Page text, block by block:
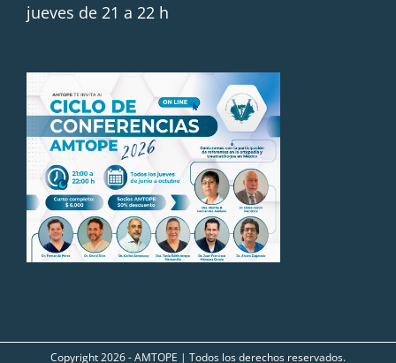
jueves de 21 a 22 h
Copyright2026 - AMTOPE | Todos los derechos reservados.